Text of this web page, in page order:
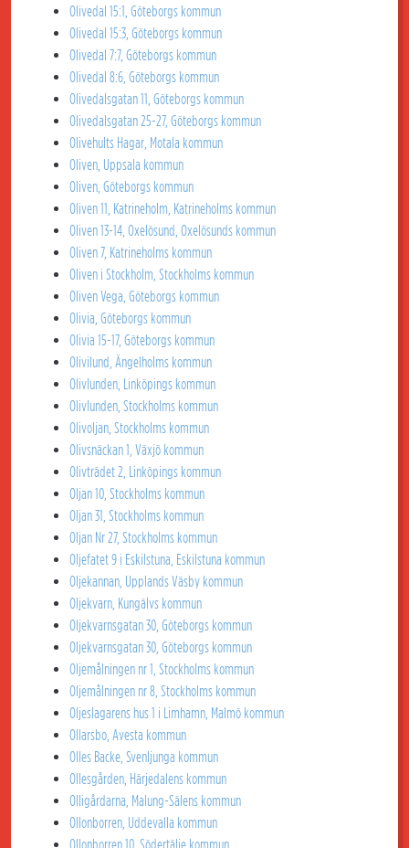
Olivedal 15:1, Göteborgs kommun
Olivedal 15:3, Göteborgs kommun
Olivedal 7:7, Göteborgs kommun
Olivedal 8:6, Göteborgs kommun
Olivedalsgatan 11, Göteborgs kommun
Olivedalsgatan 25-27, Göteborgs kommun
Olivehults Hagar, Motala kommun
Oliven, Uppsala kommun
Oliven, Göteborgs kommun
Oliven 11, Katrineholm, Katrineholms kommun
Oliven 13-14, Oxelösund, Oxelösunds kommun
Oliven 7, Katrineholms kommun
Oliven i Stockholm, Stockholms kommun
Oliven Vega, Göteborgs kommun
Olivia, Göteborgs kommun
Olivia 15-17, Göteborgs kommun
Olivilund, Ängelholms kommun
Olivlunden, Linköpings kommun
Olivlunden, Stockholms kommun
Olivoljan, Stockholms kommun
Olivsnäckan 1, Växjö kommun
Olivträdet 2, Linköpings kommun
Oljan 10, Stockholms kommun
Oljan 31, Stockholms kommun
Oljan Nr 27, Stockholms kommun
Oljefatet 9 i Eskilstuna, Eskilstuna kommun
Oljekannan, Upplands Väsby kommun
Oljekvarn, Kungälvs kommun
Oljekvarnsgatan 30, Göteborgs kommun
Oljekvarnsgatan 30, Göteborgs kommun
Oljemålningen nr 1, Stockholms kommun
Oljemålningen nr 8, Stockholms kommun
Oljeslagarens hus 1 i Limhamn, Malmö kommun
Ollarsbo, Avesta kommun
Olles Backe, Svenljunga kommun
Ollesgården, Härjedalens kommun
Olligårdarna, Malung-Sälens kommun
Ollonborren, Uddevalla kommun